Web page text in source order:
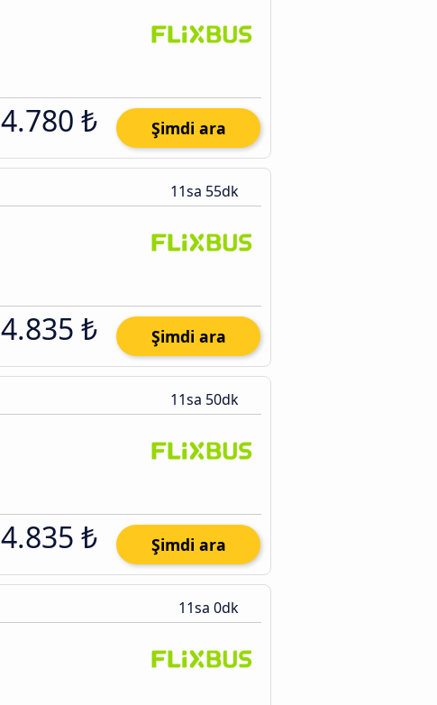
4.780 ₺ Şimdi ara
11sa 55dk
4.835 ₺ Şimdi ara
11sa 50dk
4.835 ₺ Şimdi ara
11sa 0dk